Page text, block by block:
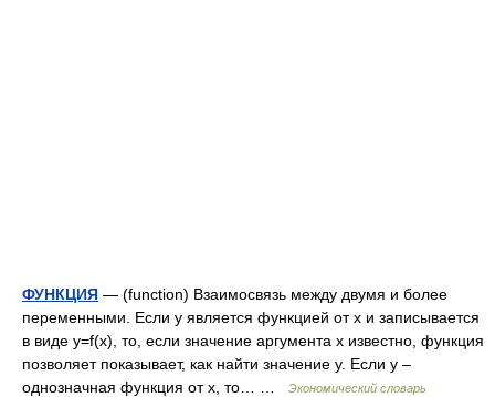
ФУНКЦИЯ — (function) Взаимосвязь между двумя и более
переменными. Если у является функцией от х и записывается
в виде y=f(x), то, если значение аргумента х известно, функция
позволяет показывает, как найти значение у. Если у –
однозначная функция от х, то… …
Экономический словарь